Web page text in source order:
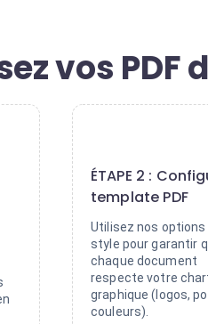
vos PDF
ÉTAPE 2 :
template PDF
Utilisez nos options
style pour garantir
chaque document
respecte votre
graphique (logos,
couleurs).